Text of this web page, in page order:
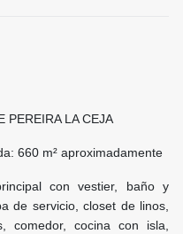
PEREIRA LA CEJA
660 m² aproximadamente
con vestier, baño y
de servicio, closet de linos,
comedor, cocina con isla,